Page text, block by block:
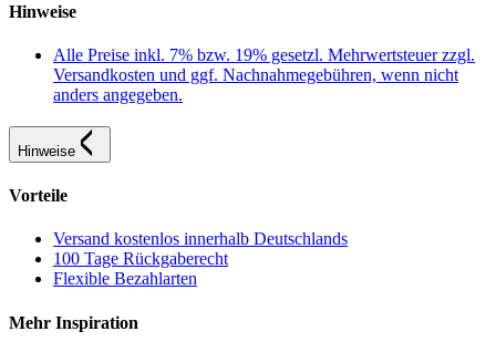
Hinweise
Alle Preise inkl. 7% bzw. 19% gesetzl. Mehrwertsteuer zzgl.
Versandkosten und ggf. Nachnahmegebühren, wenn nicht
anders angegeben.
Hinweise
Vorteile
Versand kostenlos innerhalb Deutschlands
100 Tage Rückgaberecht
Flexible Bezahlarten
Mehr Inspiration